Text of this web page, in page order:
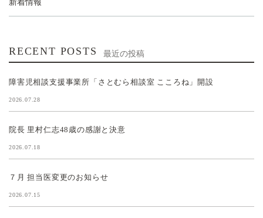
新着情報
RECENT POSTS 最近の投稿
障害児相談支援事業所「さとむら相談室 こころね」開設
2026.07.28
院長 里村仁志48歳の感謝と決意
2026.07.18
７月 担当医変更のお知らせ
2026.07.15